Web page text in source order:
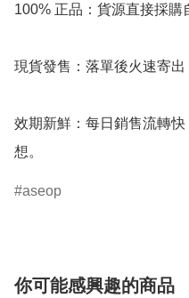
100% 正品：貨源直接採購
現貨發售：落單後火速寄出
效期新鮮：每日銷售流轉
想。
aseop
你可能感興趣的商品